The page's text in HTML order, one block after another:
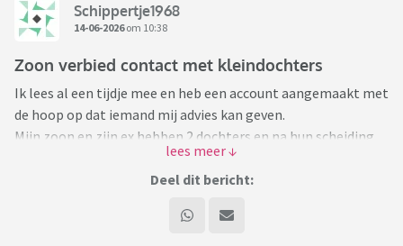
Schippertje1968
14-06-2026om 10:38
Zoon verbied contact met kleindochters
Ik lees al een tijdje mee en heb een account aangemaakt met
de hoop op dat iemand mij advies kan geven.
Mijn zoon en zijn ex hebben 2 dochters en na hun scheiding
heb ik altijd contact gehouden met zijn ex zodat ik onderdeel
kon zijn van het leven van mijn kleindochters. Dat wist zoon
nieuwe vriendin en alles veranderde opeens. Ze gingen al snel
Deel dit bericht: